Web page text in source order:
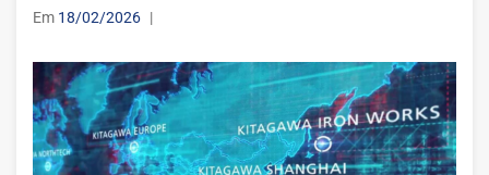
Em 18/02/2026 |